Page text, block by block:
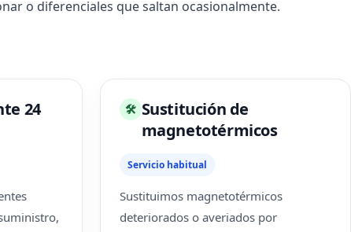
o diferenciales que saltan ocasionalmente.
24
🛠 Sustitución de
magnetotérmicos
Servicio habitual
Sustituimos magnetotérmicos
deteriorados o averiados por